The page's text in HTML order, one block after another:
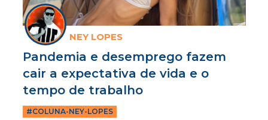
NEY LOPES
Pandemia e desemprego fazem
cair a expectativa de vida e o
tempo de trabalho
#COLUNA-NEY-LOPES